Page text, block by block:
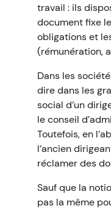
travail : ils
document fixe
obligations et
(rémunération,
Dans les
dire dans les
social d’un
le conseil
Toutefois, en
l’ancien
réclamer des
Sauf que la
pas la même